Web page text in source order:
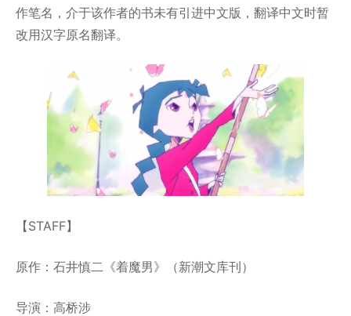
作笔名，介于该作者的书未有引进中文版，翻译中文时暂
改用汉字原名翻译。
【STAFF】
原作：石井慎二《着魔男》（新潮文库刊）
导演：高桥涉